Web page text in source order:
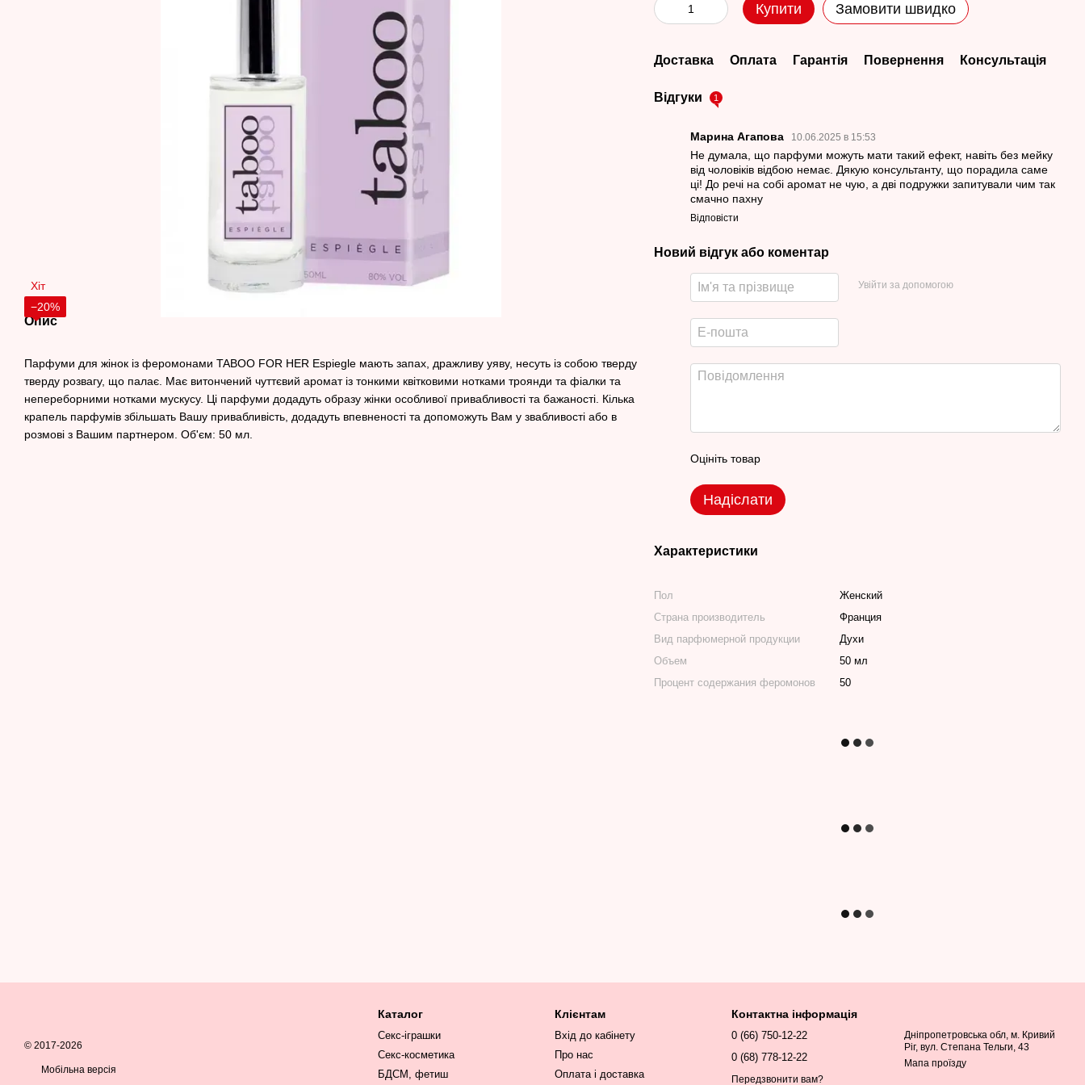
Хіт
−20%
Опис
Парфуми для жінок із феромонами TABOO FOR HER Espiegle мають запах, дражливу уяву, несуть із собою тверду
тверду розвагу, що палає. Має витончений чуттєвий аромат із тонкими квітковими нотками троянди та фіалки та
непереборними нотками мускусу. Ці парфуми додадуть образу жінки особливої привабливості та бажаності. Кілька
крапель парфумів збільшать Вашу привабливість, додадуть впевненості та допоможуть Вам у звабливості або в
розмові з Вашим партнером. Об'єм: 50 мл.
Купити Замовити швидко
Доставка Оплата Гарантія Повернення Консультація
Відгуки 1
Марина Агапова 10.06.2025 в 15:53
Не думала, що парфуми можуть мати такий ефект, навіть без мейку
від чоловіків відбою немає. Дякую консультанту, що порадила саме
ці! До речі на собі аромат не чую, а дві подружки запитували чим так
смачно пахну
Відповісти
Новий відгук або коментар
Увійти за допомогою
Оцініть товар
Надіслати
Характеристики
Пол
Женский
Страна производитель
Франция
Вид парфюмерной продукции
Духи
Объем
50 мл
Процент содержания феромонов
50
© 2017-2026
Мобільна версія
Каталог
Секс-іграшки
Секс-косметика
БДСМ, фетиш
Клієнтам
Вхід до кабінету
Про нас
Оплата і доставка
Контактна інформація
0 (66) 750-12-22
0 (68) 778-12-22
Передзвонити вам?
Дніпропетровська обл, м. Кривий
Ріг, вул. Степана Тельги, 43
Мапа проїзду